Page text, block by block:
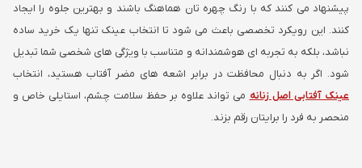
پیشنهاد می کنند که با رنگ چهره تان هماهنگ باشند و بهترین جلوه را ایجاد
کنند. این رویکرد تخصصی باعث می شود تا انتخاب عینک تنها یک خرید ساده
نباشد، بلکه به تجربه ای هوشمندانه و متناسب با ویژگی های شخصی شما تبدیل
شود. اگر به دنبال محافظت در برابر اشعه های مضر آفتاب هستید، انتخاب
عینک آفتابی اصل زنانه می تواند علاوه بر حفظ سلامت چشم، استایلی خاص و
منحصر به فرد را برایتان رقم بزند.